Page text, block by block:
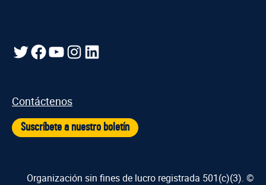
Gorjeo
Facebook
YouTube
Instagram
LinkedIn
Contáctenos
Suscríbete a nuestro boletín
Organización sin fines de lucro registrada 501(c)(3). ©